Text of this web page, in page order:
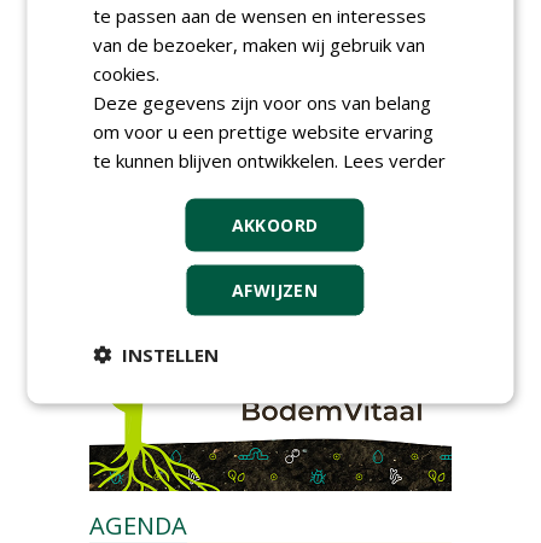
GREEN OUTLET
Iedereen kan gratis kleine advertenties
plaatsen via zijn eigen account.
Plaats een gratis advertentie
AGENDA
te passen aan de wensen en interesses
van de bezoeker, maken wij gebruik van
cookies.
Deze gegevens zijn voor ons van belang
om voor u een prettige website ervaring
te kunnen blijven ontwikkelen. Lees verder
AKKOORD
AFWIJZEN
INSTELLEN